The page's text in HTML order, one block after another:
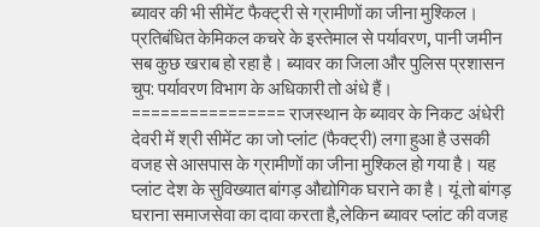
ब्यावर की भी सीमेंट फैक्ट्री से ग्रामीणों का जीना मुश्किल।
प्रतिबंधित केमिकल कचरे के इस्तेमाल से पर्यावरण, पानी जमीन
सब कुछ खराब हो रहा है। ब्यावर का जिला और पुलिस प्रशासन
चुप: पर्यावरण विभाग के अधिकारी तो अंधे हैं।
================ राजस्थान के ब्यावर के निकट अंधेरी
देवरी में श्री सीमेंट का जो प्लांट (फैक्ट्री) लगा हुआ है उसकी
वजह से आसपास के ग्रामीणों का जीना मुश्किल हो गया है। यह
प्लांट देश के सुविख्यात बांगड़ औद्योगिक घराने का है। यूं तो बांगड़
घराना समाजसेवा का दावा करता है,लेकिन ब्यावर प्लांट की वजह